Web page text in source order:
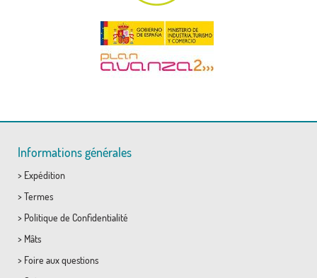
Informations générales
> Expédition
> Termes
> Politique de Confidentialité
> Mâts
> Foire aux questions